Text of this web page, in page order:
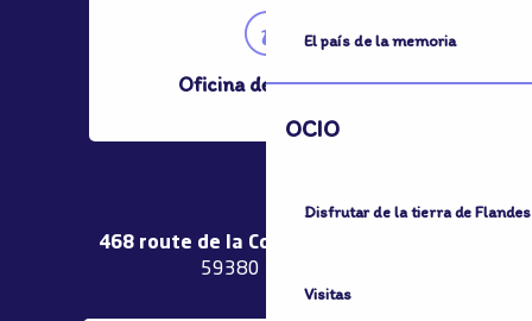
El país de la memoria
OCIO
Disfrutar de la tierra de Flandes
Visitas
Oficina de Turismo
468 route de la Couronne de Bierne
59380 Bergues